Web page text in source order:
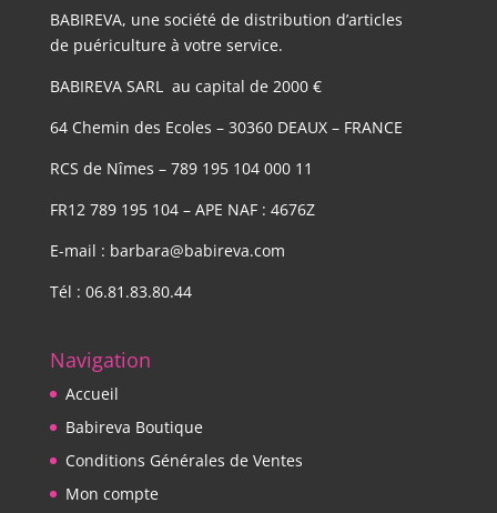
BABIREVA, une société de distribution d’articles
de puériculture à votre service.
BABIREVA SARL au capital de 2000 €
64 Chemin des Ecoles – 30360 DEAUX – FRANCE
RCS de Nîmes – 789 195 104 000 11
FR12 789 195 104 – APE NAF : 4676Z
E-mail : barbara@babireva.com
Tél : 06.81.83.80.44
Navigation
Accueil
Babireva Boutique
Conditions Générales de Ventes
Mon compte